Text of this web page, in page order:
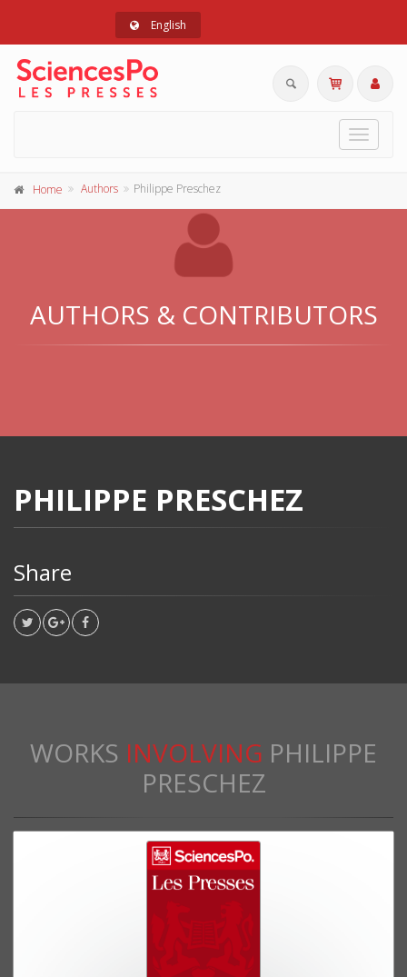
English
Toggle
Home Authors Philippe Preschez
AUTHORS & CONTRIBUTORS
PHILIPPE PRESCHEZ
Share
WORKS INVOLVING PHILIPPE
PRESCHEZ